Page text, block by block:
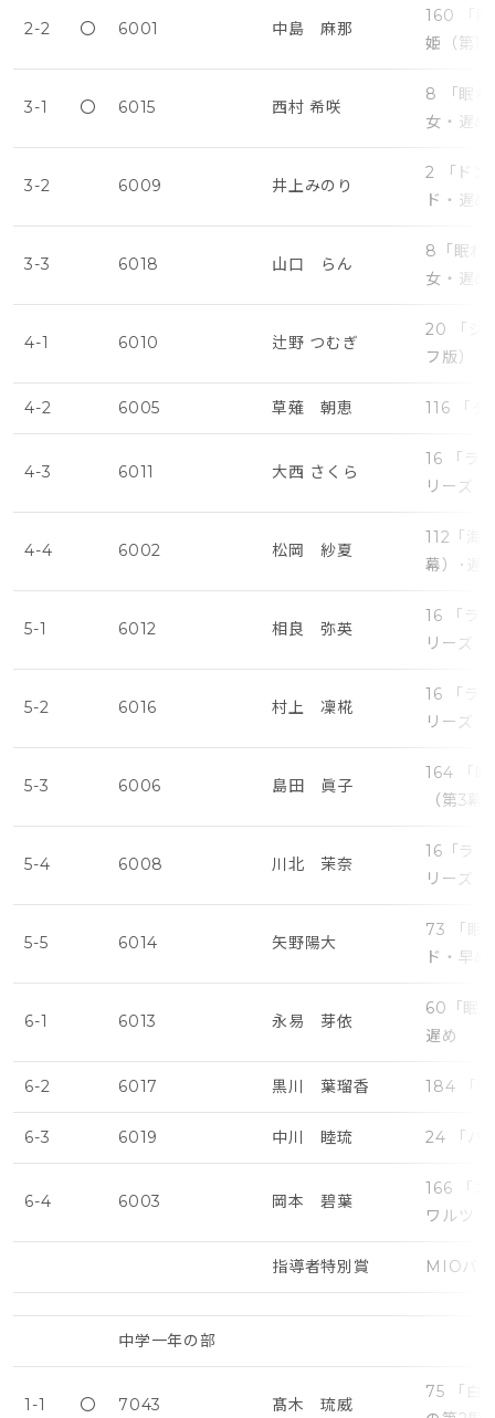
2-2 〇 6001 中島 麻那
160 「
姫（第1
3-1 〇 6015 西村 希咲
8 「眠れ
女・遅め
3-2 6009 井上みのり
2 「ドン
ド・遅め
3-3 6018 山口 らん
8「眠れ
女・遅め
4-1 6010 辻野 つむぎ
20 「ジ
フ版）
4-2 6005 草薙 朝恵 116 「タ
4-3 6011 大西 さくら
16 「ラ
リーズ・
4-4 6002 松岡 紗夏
112「海
幕）･遅
5-1 6012 相良 弥英
16 「ラ
リーズ・
5-2 6016 村上 凜椛
16 「ラ
リーズ・
5-3 6006 島田 眞子
164 「眠
（第3
5-4 6008 川北 茉奈
16「ラ
リーズ・
5-5 6014 矢野陽大
73 「眠
ド・早め
6-1 6013 永易 芽依
60「眠
遅め
6-2 6017 黒川 葉瑠香 184 「
6-3 6019 中川 睦琉 24 「パ
6-4 6003 岡本 碧葉
166 「コ
ワルツ
指導者特別賞 MIOバ
中学一年の部
1-1 〇 7043 髙木 琉威
75 「白